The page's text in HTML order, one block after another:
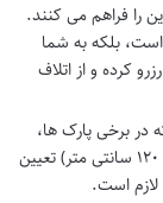
را فراهم می کنند.
بلکه به شما
کرده و از اتلاف
در برخی پارک ها،
بلیط کودکان بر اساس محدودیت قد (معمولاً زیر ۱۲۰ سانتی متر) تعیین
لازم است.